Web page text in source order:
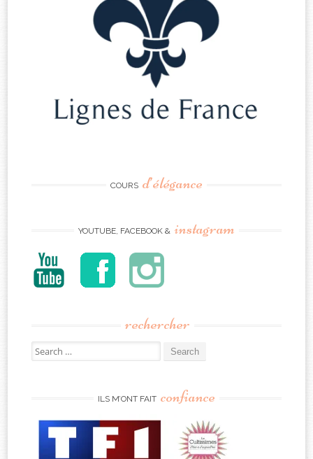
COURS d’élégance
YOUTUBE, FACEBOOK & instagram
rechercher
Search
for:
ILS M’ONT FAIT confiance